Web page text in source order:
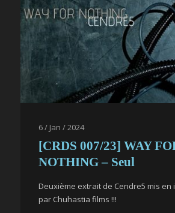
6 / Jan / 2024
[CRDS 007/23] WAY
NOTHING – Seul
Deuxième extrait de Cendre5 mis en
par Chuhastia films !!!